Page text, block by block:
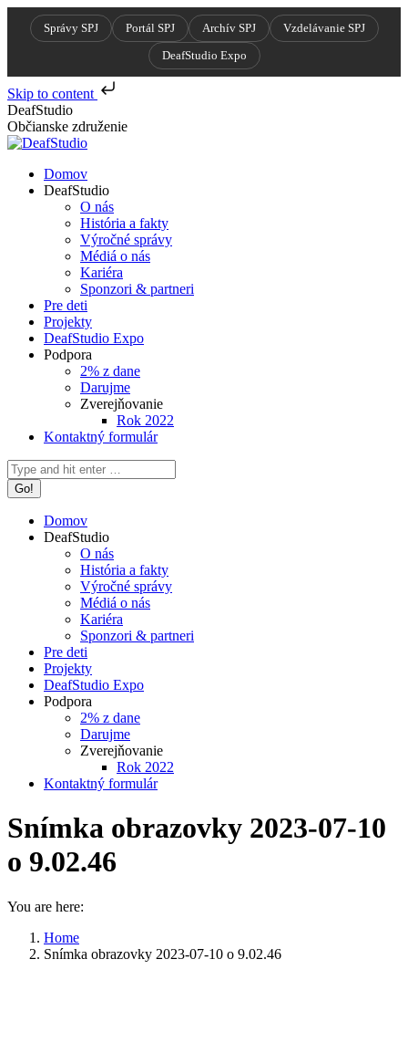
Správy SPJ Portál SPJ Archív SPJ
Vzdelávanie SPJ
DeafStudio Expo
Skip to content
Skip
to
content
DeafStudio
Občianske združenie
Domov
DeafStudio
O nás
História a fakty
Výročné správy
Médiá o nás
Kariéra
Sponzori & partneri
Pre deti
Projekty
DeafStudio Expo
Podpora
2% z dane
Darujme
Zverejňovanie
Rok 2022
Kontaktný formulár
Search:
Domov
DeafStudio
O nás
História a fakty
Výročné správy
Médiá o nás
Kariéra
Sponzori & partneri
Pre deti
Projekty
DeafStudio Expo
Podpora
2% z dane
Darujme
Zverejňovanie
Rok 2022
Kontaktný formulár
Snímka obrazovky 2023-07-10
o 9.02.46
You are here:
Home
Snímka obrazovky 2023-07-10 o 9.02.46